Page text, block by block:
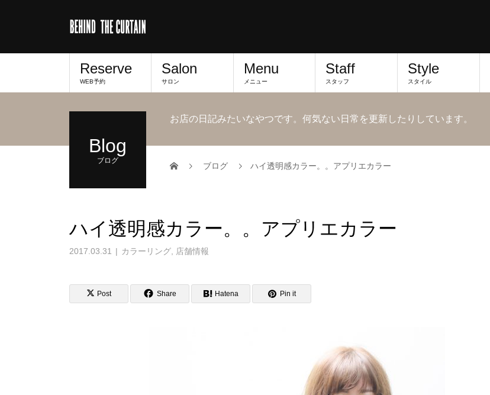
Reserve
WEB予約
Salon
サロン
Menu
メニュー
Staff
スタッフ
Style
スタイル
Blog
ブログ
お店の日記みたいなやつです。何気ない日常を更新したりしています。
ブログ ハイ透明感カラー。。アプリエカラー
ハイ透明感カラー。。アプリエカラー
2017.03.31 カラーリング, 店舗情報
Post Share Hatena Pin it